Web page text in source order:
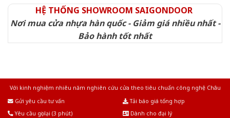
HỆ THỐNG SHOWROOM SAIGONDOOR
Nơi mua cửa nhựa hàn quốc - Giảm giá nhiều nhất -
Bảo hành tốt nhất
Với kinh nghiệm nhiêu năm nghiên cứu cửa theo tiêu chuẩn công nghệ Châu
Gửi yêu cầu tư vấn
Tải báo giá tổng hợp
Yêu cầu gọi lại (3 phút)
Dành cho đại lý